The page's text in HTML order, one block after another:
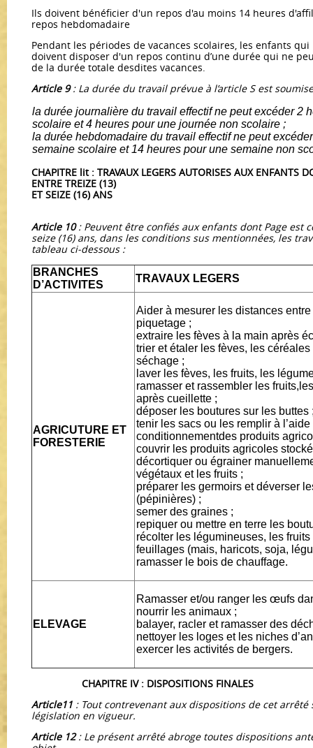
Ils doivent bénéficier d'un repos d'au moins 14 heures
repos hebdomadaire
Pendant les périodes de vacances scolaires, les enfants
doivent disposer d'un repos continu d’une durée qui ne
de la durée totale desdites vacances.
Article 9: La durée du travail prévue à l’article S est
la durée journalière du travail effectif ne peut excéder 2
scolaire et 4 heures pour une journée non scolaire ;
la durée hebdomadaire du travail effectif ne peut
semaine scolaire et 14 heures pour une semaine non
CHAPITRE lit : TRAVAUX LEGERS AUTORISES AUX ENFANTS
ENTRE TREIZE (13)
ET SEIZE (16) ANS
Article 10: Peuvent être confiés aux enfants dont Page est
seize (16) ans, dans les conditions sus mentionnées, les
tableau ci-dessous :
BRANCHES
D’ACTIVITES
TRAVAUX LEGERS
AGRICUTURE ET
FORESTERIE
Aider à mesurer les distances
piquetage ;
extraire les fèves à la main après
trier et étaler les fèves, les
séchage ;
laver les fèves, les fruits, les
ramasser et rassembler les
après cueillette ;
déposer les boutures sur les buttes
tenir les sacs ou les remplir à
conditionnementdes produits
couvrir les produits agricoles
décortiquer ou égrainer
végétaux et les fruits ;
préparer les germoirs et déverser
(pépinières) ;
semer des graines ;
repiquer ou mettre en terre les
récolter les légumineuses, les
feuillages (mais, haricots, soja,
ramasser le bois de chauffage.
ELEVAGE
Ramasser et/ou ranger les œufs
nourrir les animaux ;
balayer, racler et ramasser des
nettoyer les loges et les niches
exercer les activités de bergers.
CHAPITRE IV : DISPOSITIONS FINALES
Article11 : Tout contrevenant aux dispositions de cet
législation en vigueur.
Article 12: Le présent arrêté abroge toutes dispositions